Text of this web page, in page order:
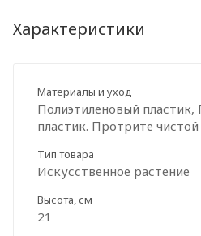
Характеристики
Материалы и уход
Полиэтиленовый
пластик. Протрите
Тип товара
Искусственное растение
Высота, см
21